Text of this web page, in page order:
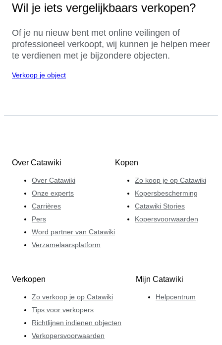
Wil je iets vergelijkbaars verkopen?
Of je nu nieuw bent met online veilingen of
professioneel verkoopt, wij kunnen je helpen meer
te verdienen met je bijzondere objecten.
Verkoop je object
Over Catawiki
Over Catawiki
Onze experts
Carrières
Pers
Word partner van Catawiki
Verzamelaarsplatform
Kopen
Zo koop je op Catawiki
Kopersbescherming
Catawiki Stories
Kopersvoorwaarden
Verkopen
Zo verkoop je op Catawiki
Tips voor verkopers
Richtlijnen indienen objecten
Verkopersvoorwaarden
Mijn Catawiki
Helpcentrum